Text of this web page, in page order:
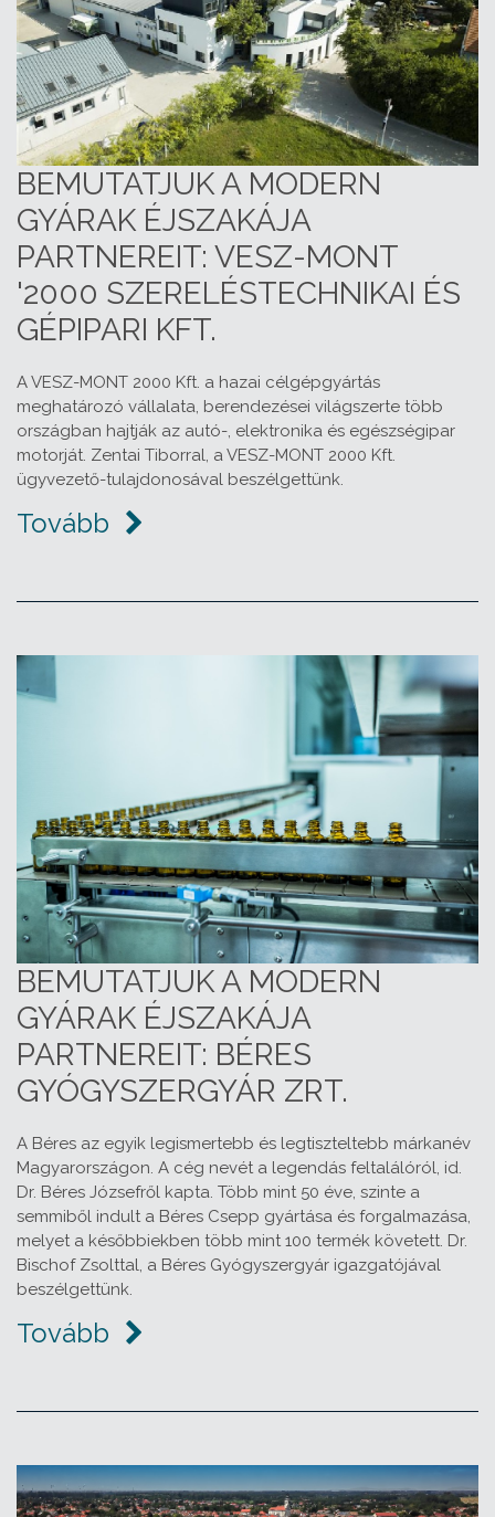
BEMUTATJUK A MODERN
GYÁRAK ÉJSZAKÁJA
PARTNEREIT: VESZ-MONT
'2000 SZERELÉSTECHNIKAI ÉS
GÉPIPARI KFT.
A VESZ-MONT 2000 Kft. a hazai célgépgyártás
meghatározó vállalata, berendezései világszerte több
országban hajtják az autó-, elektronika és egészségipar
motorját. Zentai Tiborral, a VESZ-MONT 2000 Kft.
ügyvezető-tulajdonosával beszélgettünk.
Tovább
BEMUTATJUK A MODERN
GYÁRAK ÉJSZAKÁJA
PARTNEREIT: BÉRES
GYÓGYSZERGYÁR ZRT.
A Béres az egyik legismertebb és legtiszteltebb márkanév
Magyarországon. A cég nevét a legendás feltalálóról, id.
Dr. Béres Józsefről kapta. Több mint 50 éve, szinte a
semmiből indult a Béres Csepp gyártása és forgalmazása,
melyet a későbbiekben több mint 100 termék követett. Dr.
Bischof Zsolttal, a Béres Gyógyszergyár igazgatójával
beszélgettünk.
Tovább